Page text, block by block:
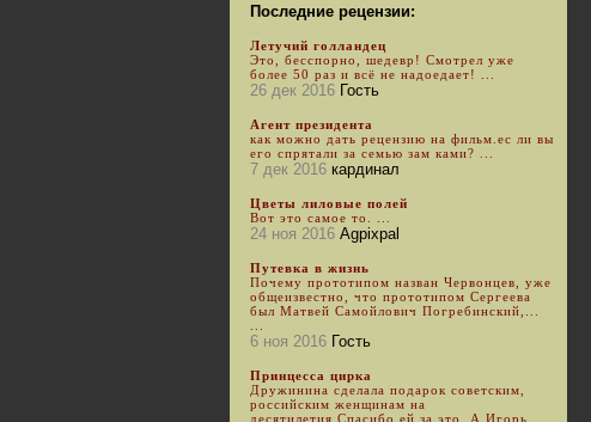
Последние рецензии:
Летучий голландец
Это, бесспорно, шедевр! Смотрел уже
более 50 раз и всё не надоедает! ...
26 дек 2016 Гость
Агент президента
как можно дать рецензию на фильм.ес ли вы
его спрятали за семью зам ками? ...
7 дек 2016 кардинал
Цветы лиловые полей
Вот это самое то. ...
24 ноя 2016 Agpixpal
Путевка в жизнь
Почему прототипом назван Червонцев, уже
общеизвестно, что прототипом Сергеева
был Матвей Самойлович Погребинский,...
6 ноя 2016 Гость
Принцесса цирка
Дружинина сделала подарок советским,
российским женщинам на
десятилетия.Спасибо ей за это. А Игорь